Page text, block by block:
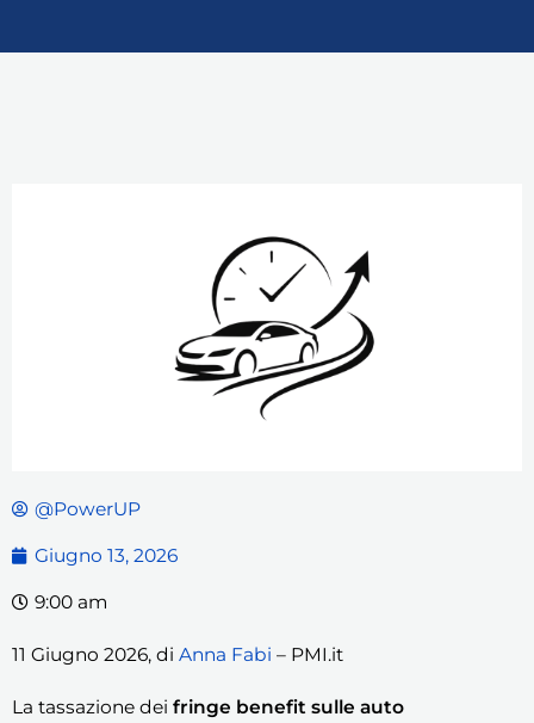
@PowerUP
Giugno 13, 2026
9:00 am
11 Giugno 2026, di Anna Fabi – PMI.it
La tassazione dei fringe benefit sulle auto